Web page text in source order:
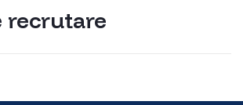
recrutare